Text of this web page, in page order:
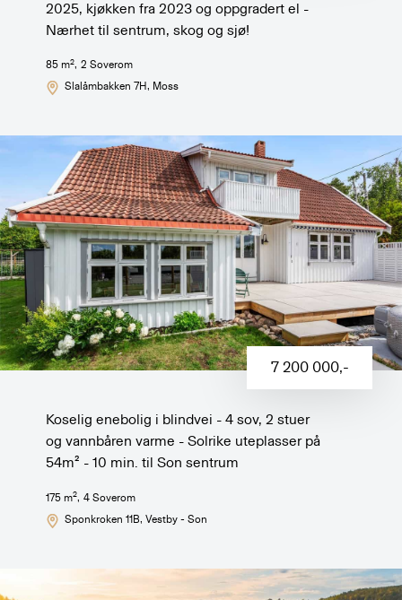
2025, kjøkken fra 2023 og oppgradert el -
Nærhet til sentrum, skog og sjø!
85 m2, 2 Soverom
Slalåmbakken 7H, Moss
7 200 000,-
Koselig enebolig i blindvei - 4 sov, 2 stuer
og vannbåren varme - Solrike uteplasser på
54m² - 10 min. til Son sentrum
175 m2, 4Soverom
Sponkroken 11B, Vestby - Son